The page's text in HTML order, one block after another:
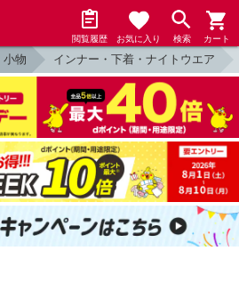
閲覧履歴 お気に入り 検索 カート
小物 インナー・下着・ナイトウエア